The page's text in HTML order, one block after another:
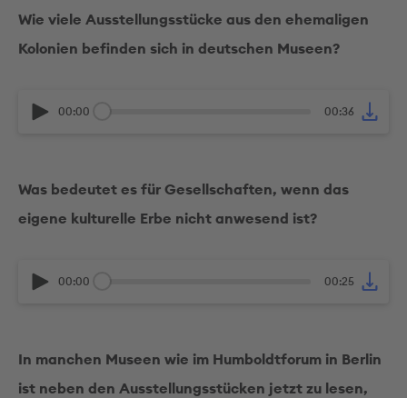
Wie viele Ausstellungsstücke aus den ehemaligen
Kolonien befinden sich in deutschen Museen?
00:00 00:36
Was bedeutet es für Gesellschaften, wenn das
eigene kulturelle Erbe nicht anwesend ist?
00:00 00:25
In manchen Museen wie im Humboldtforum in Berlin
ist neben den Ausstellungsstücken jetzt zu lesen,